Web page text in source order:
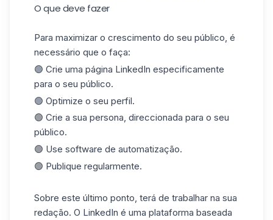
O que deve fazer
Para maximizar o crescimento do seu público, é
necessário que o faça:
🟢 Crie uma página LinkedIn especificamente
para o seu público.
🟢 Optimize o seu perfil.
🟢 Crie a sua persona, direccionada para o seu
público.
🟢 Use software de automatização.
🟢 Publique regularmente.
Sobre este último ponto, terá de trabalhar na sua
redação. O LinkedIn é uma plataforma baseada